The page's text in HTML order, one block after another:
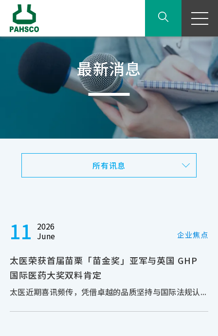
最新消息
所有讯息
11 2026
June
企业焦点
太医荣获首届苗栗「苗金奖」亚军与英国 GHP
国际医药大奖双料肯定
太医近期喜讯频传，凭借卓越的品质坚持与国际法规认...